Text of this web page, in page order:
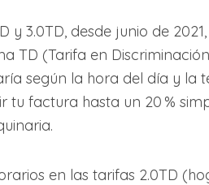
3.0TD, desde junio de
TD (Tarifa en
según la hora del día y la
tu factura hasta un 20 %
en las tarifas 2.0TD